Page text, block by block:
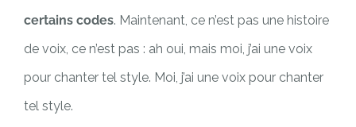
certains codes. Maintenant, ce n’est pas une histoire
de voix, ce n’est pas : ah oui, mais moi, j’ai une voix
pour chanter tel style. Moi, j’ai une voix pour chanter
tel style.